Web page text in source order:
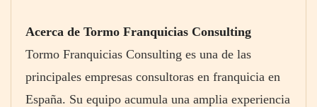
Acerca de Tormo Franquicias Consulting
Tormo Franquicias Consulting es una de las
principales empresas consultoras en franquicia en
España. Su equipo acumula una amplia experiencia